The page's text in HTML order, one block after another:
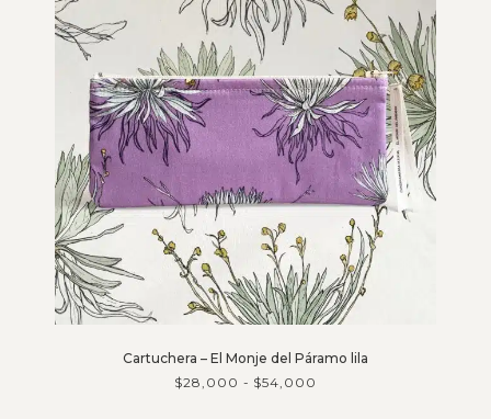
Cartuchera – El Monje del Páramo lila
$28,000 - $54,000